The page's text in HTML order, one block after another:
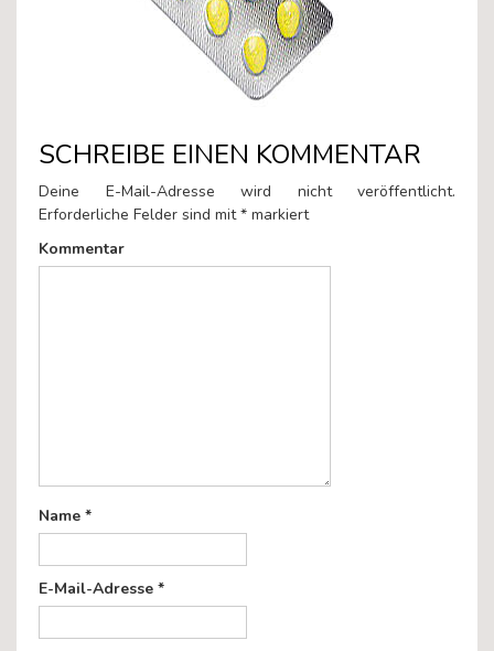
SCHREIBE EINEN KOMMENTAR
Deine E-Mail-Adresse wird nicht veröffentlicht.
Erforderliche Felder sind mit* markiert
Kommentar
Name *
E-Mail-Adresse *